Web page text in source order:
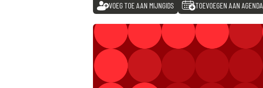
VOEG TOE AAN MIJNGIDS TOEVOEGEN AAN AGENDA